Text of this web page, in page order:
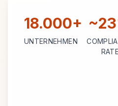
18.000+
UNTERNEHMEN
RATE